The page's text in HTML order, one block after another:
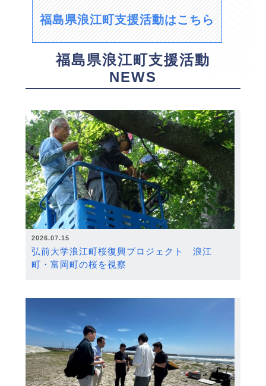
福島県浪江町支援活動はこちら
福島県浪江町支援活動
NEWS
2026.07.15
弘前大学浪江町桜復興プロジェクト 浪江
町・富岡町の桜を視察